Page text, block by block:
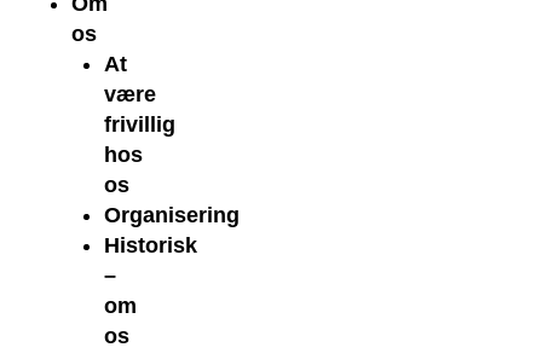
os
At
være
frivillig
hos
os
Organisering
Historisk
–
om
os